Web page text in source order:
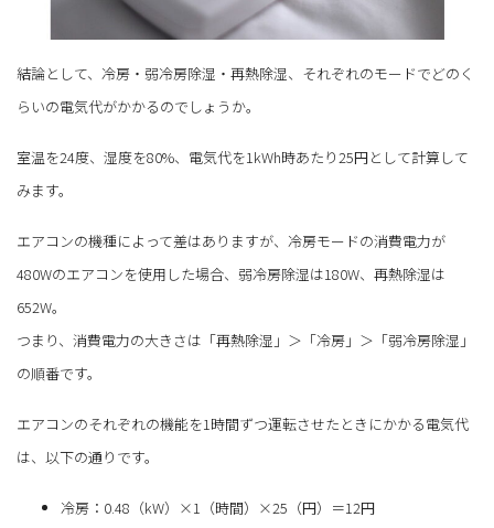
結論として、冷房・弱冷房除湿・再熱除湿、それぞれのモードでどのく
らいの電気代がかかるのでしょうか。
室温を24度、湿度を80%、電気代を1kWh時あたり25円として計算して
みます。
エアコンの機種によって差はありますが、冷房モードの消費電力が
480Wのエアコンを使用した場合、弱冷房除湿は180W、再熱除湿は
652W。
つまり、消費電力の大きさは「再熱除湿」＞「冷房」＞「弱冷房除湿」
の順番です。
エアコンのそれぞれの機能を1時間ずつ運転させたときにかかる電気代
は、以下の通りです。
冷房：0.48（kW）×1（時間）×25（円）＝12円